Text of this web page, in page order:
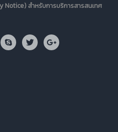
Notice) สำหรับการบริการสารสนเทศ